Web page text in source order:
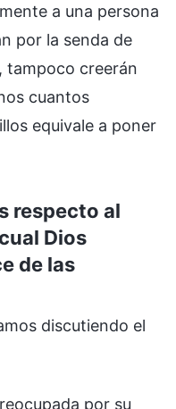
a una persona
por la senda de
tampoco creerán
cuantos
equivale a poner
respecto al
Dios
de las
discutiendo el
por su